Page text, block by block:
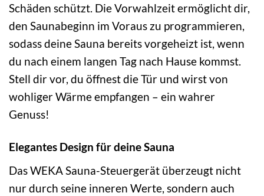
Schäden schützt. Die Vorwahlzeit ermöglicht dir,
den Saunabeginn im Voraus zu programmieren,
sodass deine Sauna bereits vorgeheizt ist, wenn
du nach einem langen Tag nach Hause kommst.
Stell dir vor, du öffnest die Tür und wirst von
wohliger Wärme empfangen – ein wahrer
Genuss!
Elegantes Design für deine Sauna
Das WEKA Sauna-Steuergerät überzeugt nicht
nur durch seine inneren Werte, sondern auch